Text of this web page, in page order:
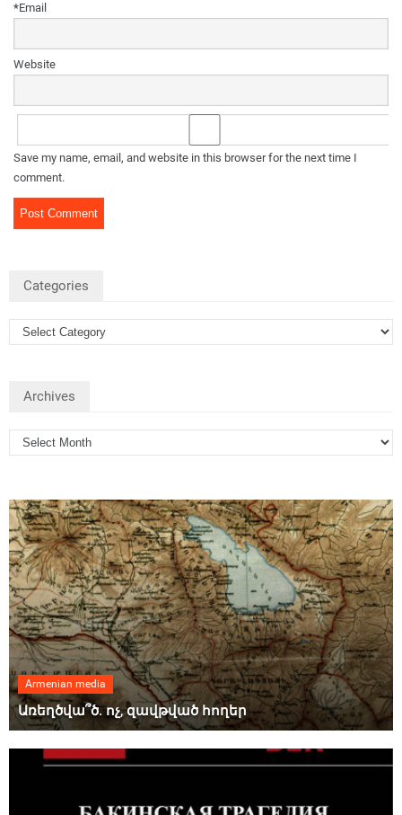
Email
*
Website
Save my name, email, and website in this browser for the next time I
comment.
Categories
Archives
Armenian media
Առեղծվա՞ծ. ոչ, զավթված հողեր